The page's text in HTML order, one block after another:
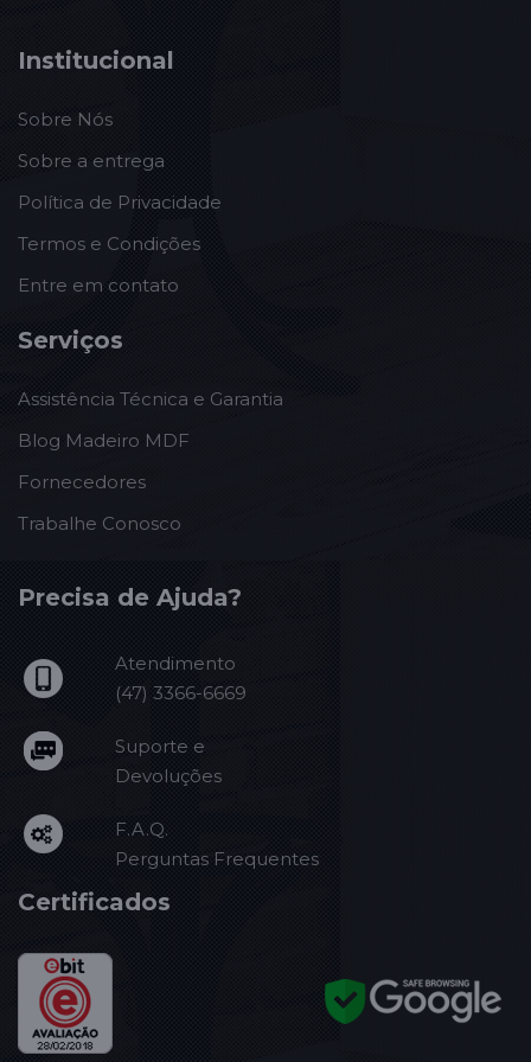
Institucional
Sobre Nós
Sobre a entrega
Política de Privacidade
Termos e Condições
Entre em contato
Serviços
Assistência Técnica e Garantia
Blog Madeiro MDF
Fornecedores
Trabalhe Conosco
Precisa de Ajuda?
Atendimento
(47) 3366-6669
Suporte e
Devoluções
F.A.Q.
Perguntas Frequentes
Certificados